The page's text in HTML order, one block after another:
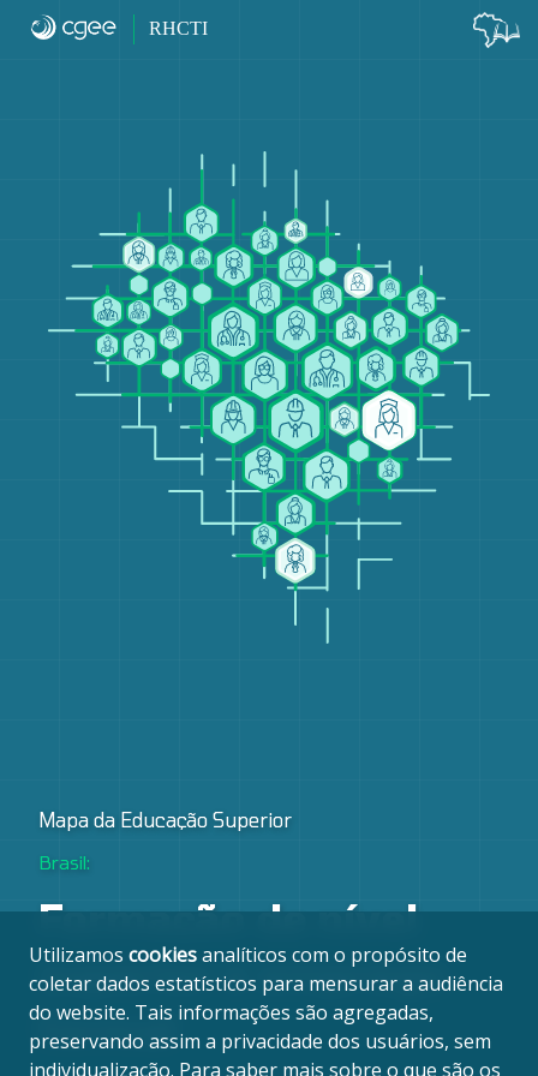
Início RHCTI
Mapa da Educação Superior
Brasil:
Formação de nível
superior e emprego
formal
Utilizamos cookiesanalíticos com o propósito de
coletar dados estatísticos para mensurar a audiência
do website. Tais informações são agregadas,
preservando assim a privacidade dos usuários, sem
individualização. Para saber mais sobre o que são os